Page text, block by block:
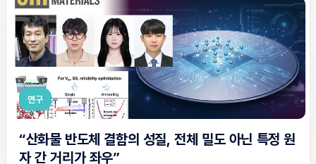
연구
“산화물 반도체 결함의 성질, 전체 밀도 아닌 특정 원
자 간 거리가 좌우”